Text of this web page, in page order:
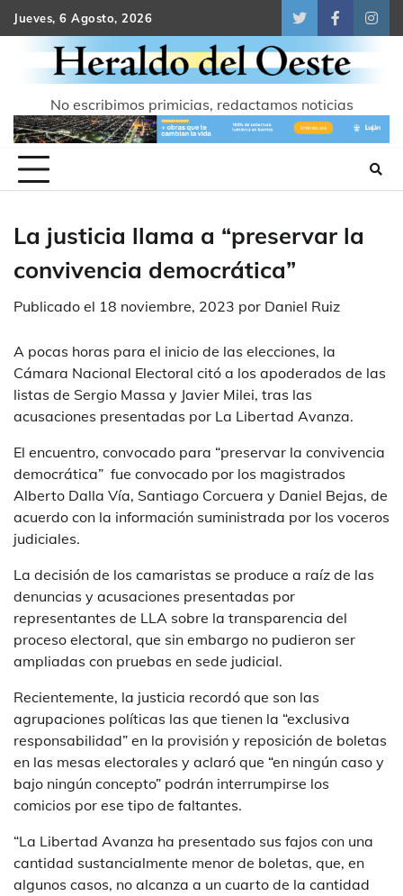
Skip
to
content
Jueves, 6 Agosto, 2026
TwitterFacebook
No escribimos primicias, redactamos noticias
La justicia llama a “preservar la
convivencia democrática”
Publicado el 18 noviembre, 2023 por Daniel Ruiz
A pocas horas para el inicio de las elecciones, la
Cámara Nacional Electoral citó a los apoderados de las
listas de Sergio Massa y Javier Milei, tras las
acusaciones presentadas por La Libertad Avanza.
El encuentro, convocado para “preservar la convivencia
democrática” fue convocado por los magistrados
Alberto Dalla Vía, Santiago Corcuera y Daniel Bejas, de
acuerdo con la información suministrada por los voceros
judiciales.
La decisión de los camaristas se produce a raíz de las
denuncias y acusaciones presentadas por
representantes de LLA sobre la transparencia del
proceso electoral, que sin embargo no pudieron ser
ampliadas con pruebas en sede judicial.
Recientemente, la justicia recordó que son las
agrupaciones políticas las que tienen la “exclusiva
responsabilidad” en la provisión y reposición de boletas
en las mesas electorales y aclaró que “en ningún caso y
bajo ningún concepto” podrán interrumpirse los
comicios por ese tipo de faltantes.
“La Libertad Avanza ha presentado sus fajos con una
cantidad sustancialmente menor de boletas, que, en
algunos casos, no alcanza a un cuarto de la cantidad